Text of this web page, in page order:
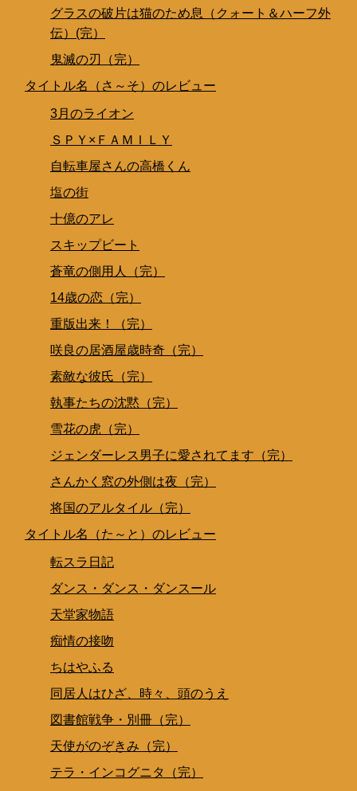
グラスの破片は猫のため息（クォート＆ハーフ外
伝）(完）
鬼滅の刃（完）
タイトル名（さ～そ）のレビュー
3月のライオン
ＳＰＹ×ＦＡＭＩＬＹ
自転車屋さんの高橋くん
塩の街
十億のアレ
スキップビート
蒼竜の側用人（完）
14歳の恋（完）
重版出来！（完）
咲良の居酒屋歳時奇（完）
素敵な彼氏（完）
執事たちの沈黙（完）
雪花の虎（完）
ジェンダーレス男子に愛されてます（完）
さんかく窓の外側は夜（完）
将国のアルタイル（完）
タイトル名（た～と）のレビュー
転スラ日記
ダンス・ダンス・ダンスール
天堂家物語
痴情の接吻
ちはやふる
同居人はひざ、時々、頭のうえ
図書館戦争・別冊（完）
天使がのぞきみ（完）
テラ・インコグニタ（完）